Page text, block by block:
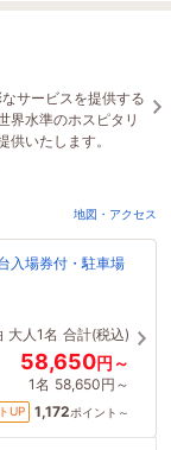
サービスを提供する
界水準のホスピタリ
供いたします。
地図・アクセス
入場券付・駐車場
大人1名 合計(税込)
58,650円～
1名 58,650円～
UP 1,172ポイント～